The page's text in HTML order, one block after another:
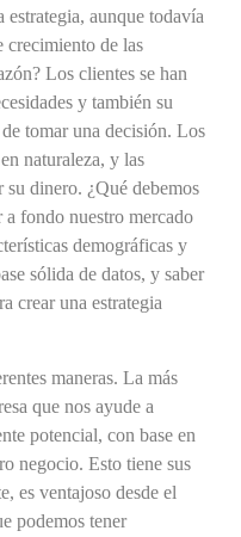
aunque todavía
crecimiento de las
Los clientes se han
y también su
tomar una decisión. Los
naturaleza, y las
dinero. ¿Qué debemos
a fondo nuestro mercado
demográficas y
sólida de datos, y saber
crear una estrategia
maneras. La más
que nos ayude a
potencial, con base en
negocio. Esto tiene sus
es ventajoso desde el
podemos tener